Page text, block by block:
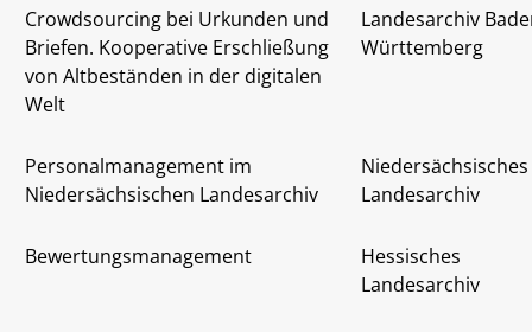
Crowdsourcing bei Urkunden und
Briefen. Kooperative Erschließung
von Altbeständen in der digitalen
Welt
Landesarchiv
Württemberg
Personalmanagement im
Niedersächsischen Landesarchiv
Niedersächsisches
Landesarchiv
Bewertungsmanagement
Hessisches
Landesarchiv